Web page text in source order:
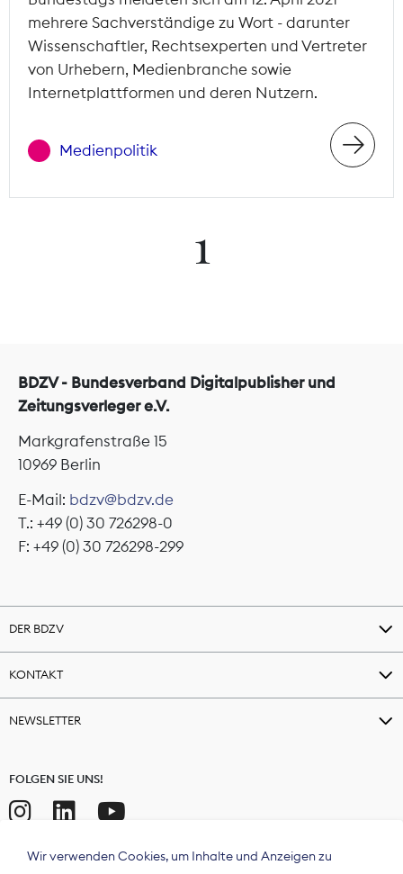
mehrere Sachverständige zu Wort - darunter
Wissenschaftler, Rechtsexperten und Vertreter
von Urhebern, Medienbranche sowie
Internetplattformen und deren Nutzern.
Medienpolitik
1
BDZV - Bundesverband Digitalpublisher und
Zeitungsverleger e.V.
Markgrafenstraße 15
10969 Berlin
E-Mail: bdzv@bdzv.de
T.: +49 (0) 30 726298-0
F: +49 (0) 30 726298-299
DER BDZV
KONTAKT
NEWSLETTER
FOLGEN SIE UNS!
Wir verwenden Cookies, um Inhalte und Anzeigen zu